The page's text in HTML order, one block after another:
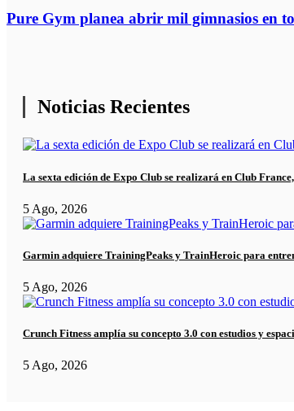
Pure Gym planea abrir mil gimnasios en
Noticias Recientes
La sexta edición de Expo Club se realizará en Club
5 Ago, 2026
Garmin adquiere TrainingPeaks y TrainHeroic para
5 Ago, 2026
Crunch Fitness amplía su concepto 3.0 con estudios y
5 Ago, 2026